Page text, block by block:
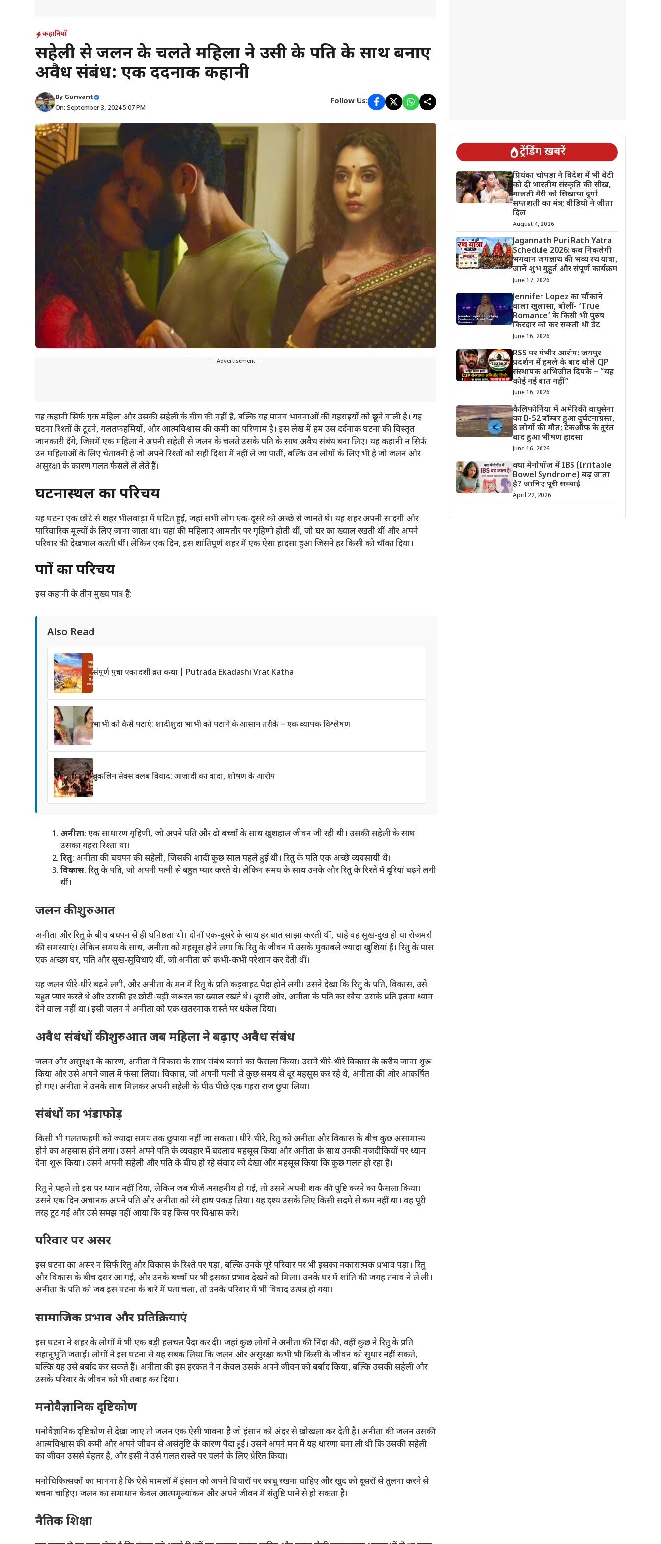
कहानियाँ
सहेली से जलन के चलते महिला ने उसी के पति के साथ बनाए
अवैध संबंध: एक दर्दनाक कहानी
By Gunvant
On: September 3, 2024 5:07 PM
Follow Us:
---Advertisement---
यह कहानी सिर्फ एक महिला और उसकी सहेली के बीच की नहीं है, बल्कि यह मानव भावनाओं की गहराइयों को छूने वाली है। यह
घटना रिश्तों के टूटने, गलतफहमियों, और आत्मविश्वास की कमी का परिणाम है। इस लेख में हम उस दर्दनाक घटना की विस्तृत
जानकारी देंगे, जिसमें एक महिला ने अपनी सहेली से जलन के चलते उसके पति के साथ अवैध संबंध बना लिए। यह कहानी न सिर्फ
उन महिलाओं के लिए चेतावनी है जो अपने रिश्तों को सही दिशा में नहीं ले जा पातीं, बल्कि उन लोगों के लिए भी है जो जलन और
असुरक्षा के कारण गलत फैसले ले लेते हैं।
घटनास्थल का परिचय
यह घटना एक छोटे से शहरभीलवाड़ामें घटित हुई, जहां सभी लोग एक-दूसरे को अच्छे से जानते थे। यह शहर अपनी सादगी और
पारिवारिक मूल्यों के लिए जाना जाता था। यहां की महिलाएं आमतौर पर गृहिणी होती थीं, जो घर का ख्याल रखती थीं और अपने
परिवार की देखभाल करती थीं। लेकिन एक दिन, इस शांतिपूर्ण शहर में एक ऐसा हादसा हुआ जिसने हर किसी को चौंका दिया।
पात्रों का परिचय
इस कहानी के तीन मुख्य पात्र हैं:
Also Read
संपूर्ण पुत्रदा एकादशी व्रत कथा | Putrada Ekadashi Vrat Katha
भाभी को कैसे पटाएं: शादीशुदा भाभी को पटाने के आसान तरीके – एक व्यापक विश्लेषण
ब्रुकलिन सेक्स क्लब विवाद: आज़ादी का वादा, शोषण के आरोप
अनीता: एक साधारण गृहिणी, जो अपने पति और दो बच्चों के साथ खुशहाल जीवन जी रही थी। उसकी सहेली के साथ
उसका गहरा रिश्ता था।
रितु: अनीता की बचपन की सहेली, जिसकी शादी कुछ साल पहले हुई थी। रितु के पति एक अच्छे व्यवसायी थे।
विकास: रितु के पति, जो अपनी पत्नी से बहुत प्यार करते थे। लेकिन समय के साथ उनके और रितु के रिश्ते में दूरियां बढ़ने लगी
थीं।
जलन की शुरुआत
अनीता और रितु के बीच बचपन से ही घनिष्ठता थी। दोनों एक-दूसरे के साथ हर बात साझा करती थीं, चाहे वह सुख-दुख हो या रोजमर्रा
की समस्याएं। लेकिन समय के साथ, अनीता को महसूस होने लगा कि रितु के जीवन में उसके मुकाबले ज्यादा खुशियां हैं। रितु के पास
एक अच्छा घर, पति और सुख-सुविधाएं थीं, जो अनीता को कभी-कभी परेशान कर देती थीं।
यह जलन धीरे-धीरे बढ़ने लगी, और अनीता के मन में रितु के प्रति कड़वाहट पैदा होने लगी। उसने देखा कि रितु के पति, विकास, उसे
बहुत प्यार करते थे और उसकी हर छोटी-बड़ी जरूरत का ख्याल रखते थे। दूसरी ओर, अनीता के पति का रवैया उसके प्रति इतना ध्यान
देने वाला नहीं था। इसी जलन ने अनीता को एक खतरनाक रास्ते पर धकेल दिया।
अवैध संबंधों की शुरुआत जब महिला ने बढ़ाए अवैध संबंध
जलन और असुरक्षा के कारण, अनीता ने विकास के साथ संबंध बनाने का फैसला किया। उसने धीरे-धीरे विकास के करीब जाना शुरू
किया और उसे अपने जाल में फंसा लिया। विकास, जो अपनी पत्नी से कुछ समय से दूर महसूस कर रहे थे, अनीता की ओर आकर्षित
हो गए। अनीता ने उनके साथ मिलकर अपनी सहेली के पीठ पीछे एक गहरा राज छुपा लिया।
संबंधों का भंडाफोड़
किसी भी गलतफहमी को ज्यादा समय तक छुपाया नहीं जा सकता। धीरे-धीरे, रितु को अनीता और विकास के बीच कुछ असामान्य
होने का अहसास होने लगा। उसने अपने पति के व्यवहार में बदलाव महसूस किया और अनीता के साथ उनकी नजदीकियों पर ध्यान
देना शुरू किया। उसने अपनी सहेली और पति के बीच हो रहे संवाद को देखा और महसूस किया कि कुछ गलत हो रहा है।
रितु ने पहले तो इस पर ध्यान नहीं दिया, लेकिन जब चीजें असहनीय हो गईं, तो उसने अपनी शक की पुष्टि करने का फैसला किया।
उसने एक दिन अचानक अपने पति और अनीता को रंगे हाथ पकड़ लिया। यह दृश्य उसके लिए किसी सदमे से कम नहीं था। वह पूरी
तरह टूट गई और उसे समझ नहीं आया कि वह किस पर विश्वास करे।
परिवार पर असर
इस घटना का असर न सिर्फ रितु और विकास के रिश्ते पर पड़ा, बल्कि उनके पूरे परिवार पर भी इसका नकारात्मक प्रभाव पड़ा। रितु
और विकास के बीच दरार आ गई, और उनके बच्चों पर भी इसका प्रभाव देखने को मिला। उनके घर में शांति की जगह तनाव ने ले ली।
अनीता के पति को जब इस घटना के बारे में पता चला, तो उनके परिवार में भी विवाद उत्पन्न हो गया।
सामाजिक प्रभाव और प्रतिक्रियाएं
इस घटना ने शहर के लोगों में भी एक बड़ी हलचल पैदा कर दी। जहां कुछ लोगों ने अनीता की निंदा की, वहीं कुछ ने रितु के प्रति
सहानुभूति जताई। लोगों ने इस घटना से यह सबक लिया कि जलन और असुरक्षा कभी भी किसी के जीवन को सुधार नहीं सकते,
बल्कि यह उसे बर्बाद कर सकते हैं। अनीता की इस हरकत ने न केवल उसके अपने जीवन को बर्बाद किया, बल्कि उसकी सहेली और
उसके परिवार के जीवन को भी तबाह कर दिया।
मनोवैज्ञानिक दृष्टिकोण
मनोवैज्ञानिक दृष्टिकोण से देखा जाए तो जलन एक ऐसी भावना है जो इंसान को अंदर से खोखला कर देती है। अनीता की जलन उसकी
आत्मविश्वास की कमी और अपने जीवन से असंतुष्टि के कारण पैदा हुई। उसने अपने मन में यह धारणा बना ली थी कि उसकी सहेली
का जीवन उससे बेहतर है, और इसी ने उसे गलत रास्ते पर चलने के लिए प्रेरित किया।
मनोचिकित्सकों का मानना है कि ऐसे मामलों में इंसान को अपने विचारों पर काबू रखना चाहिए और खुद को दूसरों से तुलना करने से
बचना चाहिए। जलन का समाधान केवल आत्ममूल्यांकन और अपने जीवन में संतुष्टि पाने से हो सकता है।
नैतिक शिक्षा
ट्रेंडिंग ख़बरें
प्रियंका चोपड़ा ने विदेश में भी बेटी
को दी भारतीय संस्कृति की सीख,
मालती मैरी को सिखाया दुर्गा
सप्तशती का मंत्र; वीडियो ने जीता
दिल
August 4, 2026
Jagannath Puri Rath Yatra
Schedule 2026: कब निकलेगी
भगवान जगन्नाथ की भव्य रथ यात्रा,
जानें शुभ मुहूर्त और संपूर्ण कार्यक्रम
June 17, 2026
Jennifer Lopez का चौंकाने
वाला खुलासा, बोलीं- ‘True
Romance’ के किसी भी पुरुष
किरदार को कर सकती थी डेट
June 16, 2026
RSS पर गंभीर आरोप: जयपुर
प्रदर्शन में हमले के बाद बोले CJP
संस्थापक अभिजीत दिपके – “यह
कोई नई बात नहीं”
June 16, 2026
कैलिफोर्निया में अमेरिकी वायुसेना
का B-52 बॉम्बर हुआ दुर्घटनाग्रस्त,
8 लोगों की मौत; टेकऑफ के तुरंत
बाद हुआ भीषण हादसा
June 16, 2026
क्या मेनोपॉज़ में IBS (Irritable
Bowel Syndrome) बढ़ जाता
है? जानिए पूरी सच्चाई
April 22, 2026